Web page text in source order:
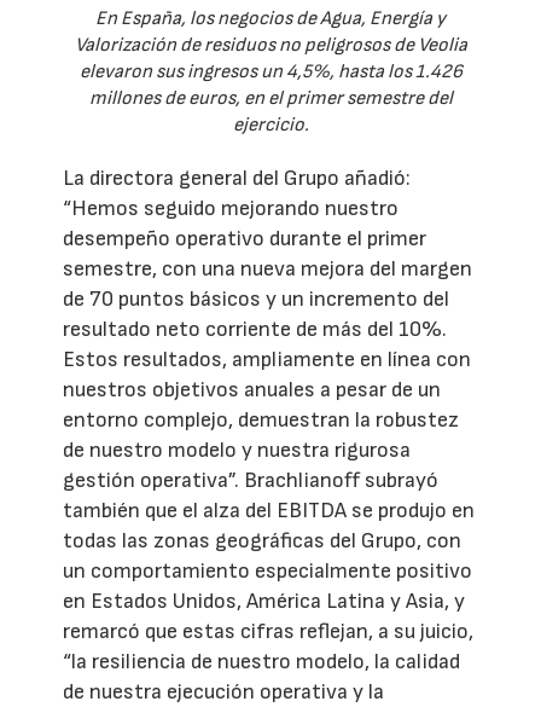
En España, los negocios de Agua, Energía y
Valorización de residuos no peligrosos de Veolia
elevaron sus ingresos un 4,5%, hasta los 1.426
millones de euros, en el primer semestre del
ejercicio.
La directora general del Grupo añadió:
“Hemos seguido mejorando nuestro
desempeño operativo durante el primer
semestre, con una nueva mejora del margen
de 70 puntos básicos y un incremento del
resultado neto corriente de más del 10%.
Estos resultados, ampliamente en línea con
nuestros objetivos anuales a pesar de un
entorno complejo, demuestran la robustez
de nuestro modelo y nuestra rigurosa
gestión operativa”. Brachlianoff subrayó
también que el alza del EBITDA se produjo en
todas las zonas geográficas del Grupo, con
un comportamiento especialmente positivo
en Estados Unidos, América Latina y Asia, y
remarcó que estas cifras reflejan, a su juicio,
“la resiliencia de nuestro modelo, la calidad
de nuestra ejecución operativa y la